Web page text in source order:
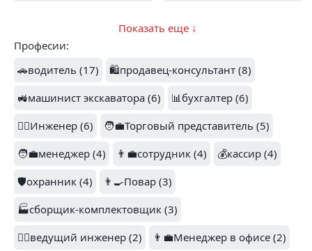
2.2
РОСИНКАС (4) ВАД (4)
КРЫМ ПРОДУКТ (4)
Показать еще ↓
Професии:
🚗водитель (17)
🛍️продавец-консультант (8)
🚜машинист экскаватора (6)
📊бухгалтер (6)
👷‍♂️Инженер (6)
🧑‍💼Торговый представитель (5)
🧑‍💼менеджер (4)
👨‍💼сотрудник (4)
💰кассир (4)
🛡️охранник (4)
👨‍🍳Повар (3)
🏭сборщик-комплектовщик (3)
👷‍♂️ведущий инженер (2)
👨‍💼Менеджер в офисе (2)